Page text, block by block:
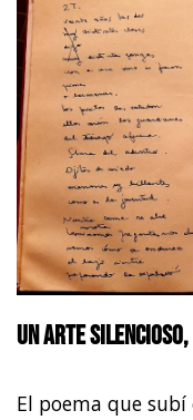
Un arte
El poema que subí